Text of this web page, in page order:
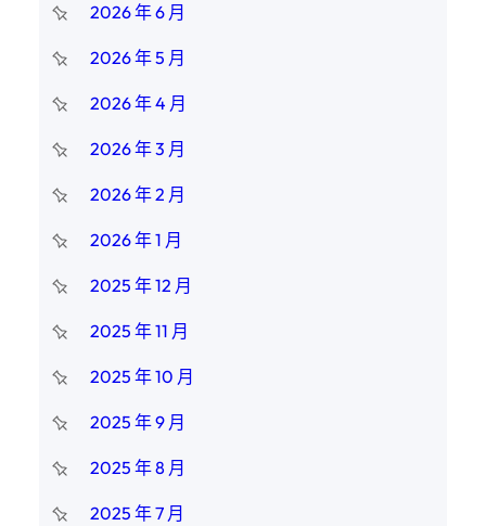
2026 年 6 月
2026 年 5 月
2026 年 4 月
2026 年 3 月
2026 年 2 月
2026 年 1 月
2025 年 12 月
2025 年 11 月
2025 年 10 月
2025 年 9 月
2025 年 8 月
2025 年 7 月